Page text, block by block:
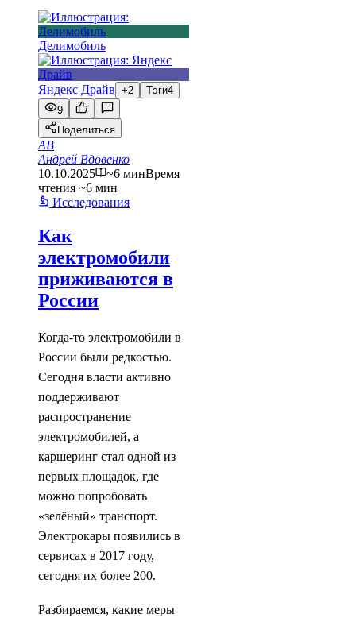
Делимобиль
Яндекс Драйв +2 Тэги4
9
Поделиться
АВ
Андрей Вдовенко
10.10.2025
~6 минВремя
чтения ~6 мин
Исследования
Как
электромобили
приживаются в
России
Когда-то электромобили в
России были редкостью.
Сегодня власти активно
поддерживают
распространение
электромобилей, а
каршеринг стал одной из
первых площадок, где
можно попробовать
«зелёный» транспорт.
Электрокары появились в
сервисах в 2017 году,
сегодня их более 200.
Разбираемся, какие меры